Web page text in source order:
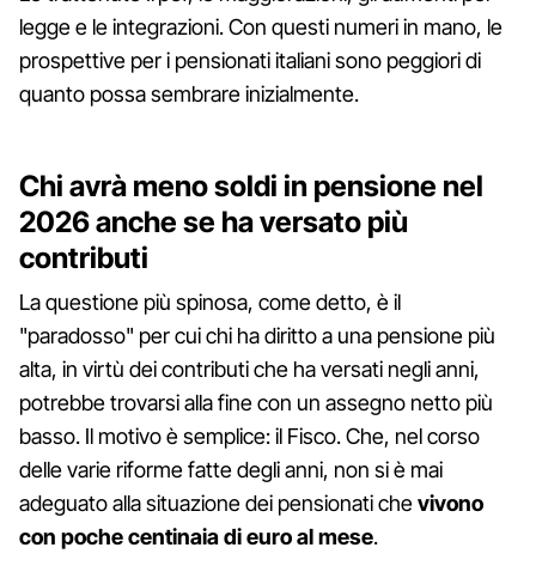
legge e le integrazioni. Con questi numeri in mano, le
prospettive per i pensionati italiani sono peggiori di
quanto possa sembrare inizialmente.
Chi avrà meno soldi in pensione nel
2026 anche se ha versato più
contributi
La questione più spinosa, come detto, è il
"paradosso" per cui chi ha diritto a una pensione più
alta, in virtù dei contributi che ha versati negli anni,
potrebbe trovarsi alla fine con un assegno netto più
basso. Il motivo è semplice: il Fisco. Che, nel corso
delle varie riforme fatte degli anni, non si è mai
adeguato alla situazione dei pensionati chevivono
con poche centinaia di euro al mese.